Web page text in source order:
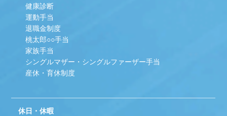
健康診断
運動手当
退職金制度
桃太郎○○手当
家族手当
シングルマザー・シングルファーザー手当
産休・育休制度
休日・休暇